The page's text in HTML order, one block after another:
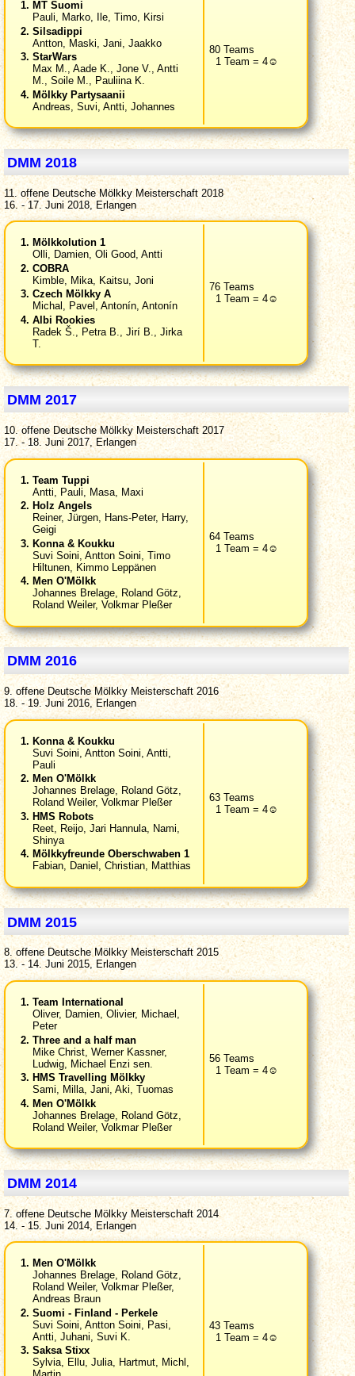
MT Suomi
Pauli, Marko, Ile, Timo, Kirsi
Silsadippi
Antton, Maski, Jani, Jaakko
StarWars
Max M., Aade K., Jone V., Antti
M., Soile M., Pauliina K.
Mölkky Partysaanii
Andreas, Suvi, Antti, Johannes
80 Teams
1 Team = 4☺
DMM 2018
11. offene Deutsche Mölkky Meisterschaft 2018
16. - 17. Juni 2018, Erlangen
Mölkkolution 1
Olli, Damien, Oli Good, Antti
COBRA
Kimble, Mika, Kaitsu, Joni
Czech Mölkky A
Michal, Pavel, Antonín, Antonín
Albi Rookies
Radek Š., Petra B., Jirí B., Jirka
T.
76 Teams
1 Team = 4☺
DMM 2017
10. offene Deutsche Mölkky Meisterschaft 2017
17. - 18. Juni 2017, Erlangen
Team Tuppi
Antti, Pauli, Masa, Maxi
Holz Angels
Reiner, Jürgen, Hans-Peter, Harry,
Geigi
Konna & Koukku
Suvi Soini, Antton Soini, Timo
Hiltunen, Kimmo Leppänen
Men O'Mölkk
Johannes Brelage, Roland Götz,
Roland Weiler, Volkmar Pleßer
64 Teams
1 Team = 4☺
DMM 2016
9. offene Deutsche Mölkky Meisterschaft 2016
18. - 19. Juni 2016, Erlangen
Konna & Koukku
Suvi Soini, Antton Soini, Antti,
Pauli
Men O'Mölkk
Johannes Brelage, Roland Götz,
Roland Weiler, Volkmar Pleßer
HMS Robots
Reet, Reijo, Jari Hannula, Nami,
Shinya
Mölkkyfreunde Oberschwaben 1
Fabian, Daniel, Christian, Matthias
63 Teams
1 Team = 4☺
DMM 2015
8. offene Deutsche Mölkky Meisterschaft 2015
13. - 14. Juni 2015, Erlangen
Team International
Oliver, Damien, Olivier, Michael,
Peter
Three and a half man
Mike Christ, Werner Kassner,
Ludwig, Michael Enzi sen.
HMS Travelling Mölkky
Sami, Milla, Jani, Aki, Tuomas
Men O'Mölkk
Johannes Brelage, Roland Götz,
Roland Weiler, Volkmar Pleßer
56 Teams
1 Team = 4☺
DMM 2014
7. offene Deutsche Mölkky Meisterschaft 2014
14. - 15. Juni 2014, Erlangen
Men O'Mölkk
Johannes Brelage, Roland Götz,
Roland Weiler, Volkmar Pleßer,
Andreas Braun
Suomi - Finland - Perkele
Suvi Soini, Antton Soini, Pasi,
Antti, Juhani, Suvi K.
Saksa Stixx
Sylvia, Ellu, Julia, Hartmut, Michl,
43 Teams
1 Team = 4☺